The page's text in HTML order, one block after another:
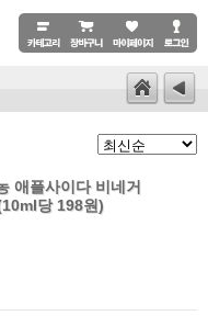
애플사이다 비네거
당 198원)